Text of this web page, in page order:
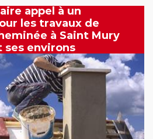
appel à un
les travaux de
à Saint Mury
ses environs